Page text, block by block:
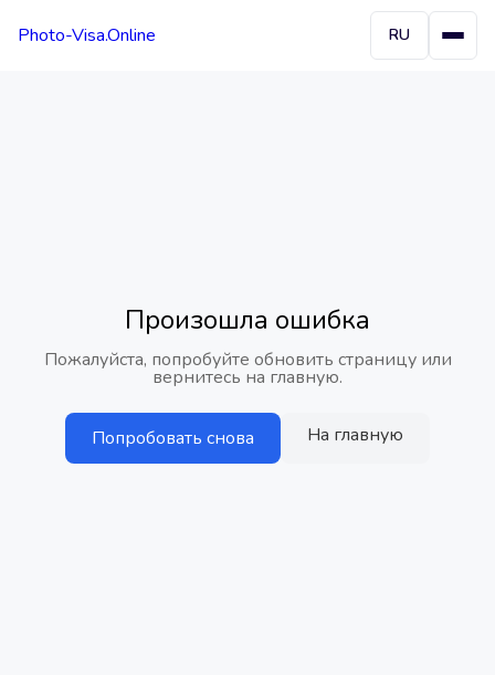
Photo-Visa.Online RU
Произошла ошибка
Пожалуйста, попробуйте обновить страницу или
вернитесь на главную.
Попробовать снова На главную